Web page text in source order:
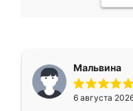
Мальвина
6 августа